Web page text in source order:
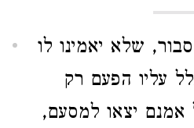
שלא יאמינו לו
עליו הפעם רק
אמנם יצאו למסעם,